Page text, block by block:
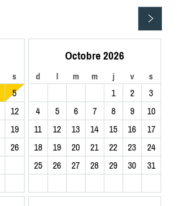
s
5
12
19
26
Octobre 2026
d l m m j v s
1 2
3
4
5 6 7 8 9
10
11
12 13 14 15 16
17
18
19 20 21 22 23
24
25
26 27 28 29 30 31